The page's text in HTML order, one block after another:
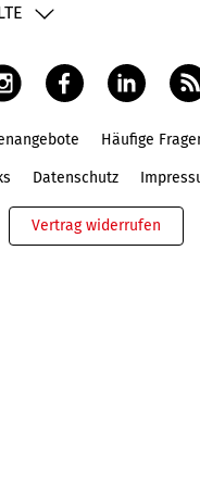
Häufige
Datenschutz
Vertrag widerrufen